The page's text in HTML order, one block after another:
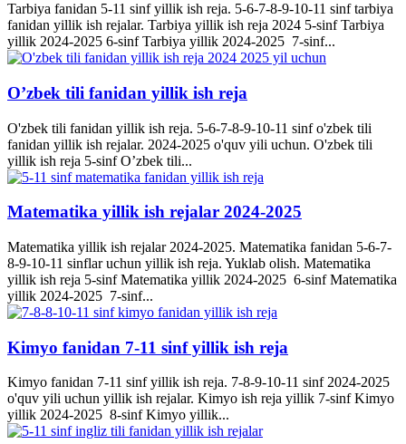
Tarbiya fanidan 5-11 sinf yillik ish reja. 5-6-7-8-9-10-11 sinf tarbiya
fanidan yillik ish rejalar. Tarbiya yillik ish reja 2024 5-sinf Tarbiya
yillik 2024-2025 6-sinf Tarbiya yillik 2024-2025 7-sinf...
O’zbek tili fanidan yillik ish reja
O'zbek tili fanidan yillik ish reja. 5-6-7-8-9-10-11 sinf o'zbek tili
fanidan yillik ish rejalar. 2024-2025 o'quv yili uchun. O'zbek tili
yillik ish reja 5-sinf O’zbek tili...
Matematika yillik ish rejalar 2024-2025
Matematika yillik ish rejalar 2024-2025. Matematika fanidan 5-6-7-
8-9-10-11 sinflar uchun yillik ish reja. Yuklab olish. Matematika
yillik ish reja 5-sinf Matematika yillik 2024-2025 6-sinf Matematika
yillik 2024-2025 7-sinf...
Kimyo fanidan 7-11 sinf yillik ish reja
Kimyo fanidan 7-11 sinf yillik ish reja. 7-8-9-10-11 sinf 2024-2025
o'quv yili uchun yillik ish rejalar. Kimyo ish reja yillik 7-sinf Kimyo
yillik 2024-2025 8-sinf Kimyo yillik...